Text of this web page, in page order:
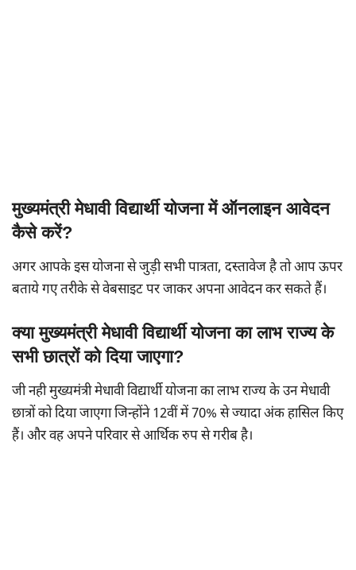
मुख्यमंत्री मेधावी विद्यार्थी योजना में ऑनलाइन आवेदन
कैसे करें?
अगर आपके इस योजना से जुड़ी सभी पात्रता, दस्तावेज है तो आप ऊपर
बताये गए तरीके से वेबसाइट पर जाकर अपना आवेदन कर सकते हैं।
क्या मुख्यमंत्री मेधावी विद्यार्थी योजना का लाभ राज्य के
सभी छात्रों को दिया जाएगा?
जी नही मुख्यमंत्री मेधावी विद्यार्थी योजना का लाभ राज्य के उन मेधावी
छात्रों को दिया जाएगा जिन्होंने 12वीं में 70% से ज्यादा अंक हासिल किए
हैं। और वह अपने परिवार से आर्थिक रुप से गरीब है।